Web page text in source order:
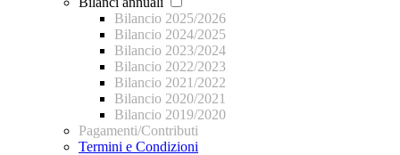
Bilancio 2025/2026
Bilancio 2024/2025
Bilancio 2023/2024
Bilancio 2022/2023
Bilancio 2021/2022
Bilancio 2020/2021
Bilancio 2019/2020
Pagamenti/Contributi
Termini e Condizioni